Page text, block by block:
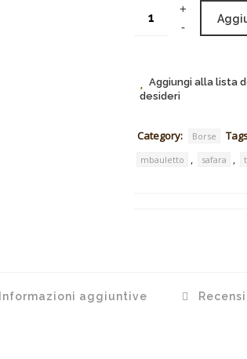
Aggiungi alla lista
desideri
Category: Borse
mbauletto , safara ,
Informazioni aggiuntive